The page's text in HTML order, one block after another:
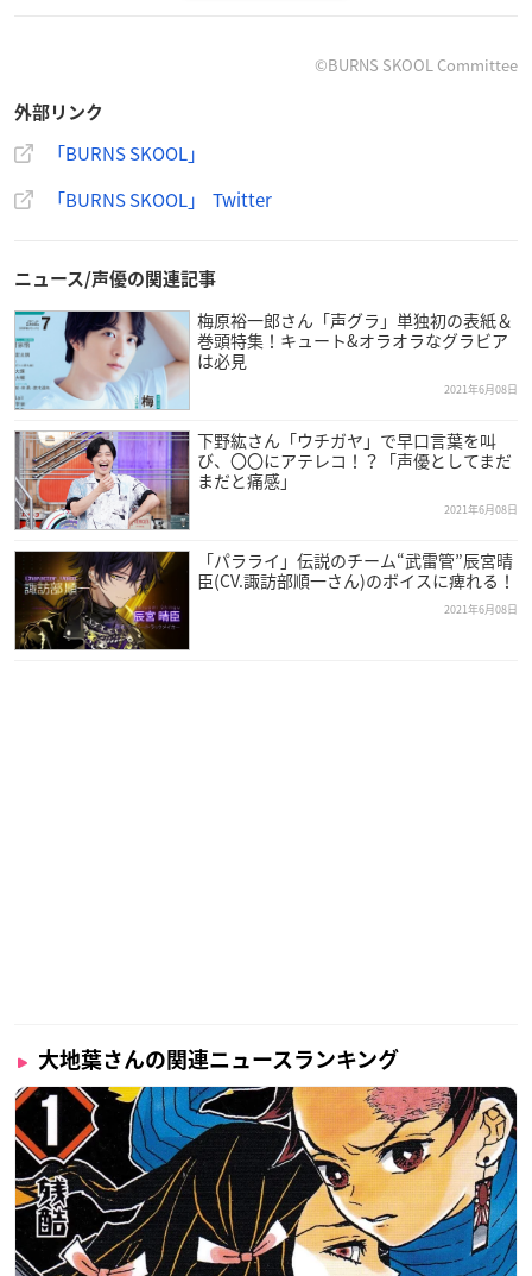
藍原ことみ
石上静香
大地葉
藤原夏海
※敬称略・五十音順
©BURNS SKOOL Committee
外部リンク
「BURNS SKOOL」
「BURNS SKOOL」 Twitter
ニュース/声優の関連記事
梅原裕一郎さん「声グラ」単独初の表紙＆
巻頭特集！キュート&オラオラなグラビア
は必見
2021年6月08日
下野紘さん「ウチガヤ」で早口言葉を叫
び、〇〇にアテレコ！？「声優としてまだ
まだと痛感」
2021年6月08日
「パラライ」伝説のチーム“武雷管”辰宮晴
臣(CV.諏訪部順一さん)のボイスに痺れる！
2021年6月08日
大地葉さんの関連ニュースランキング